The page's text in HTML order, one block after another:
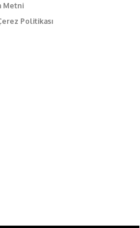
Metni
Politikası
Sok. No3/A Kadıköy İstanbul